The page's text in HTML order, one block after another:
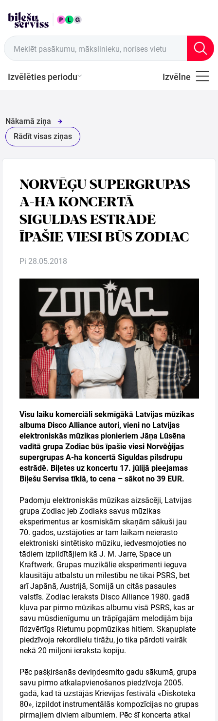
Meklēt pasākumu, mākslinieku, norises vietu
Izvēlēties periodu Izvēlne
LAT Tirdzniecības vietas
Latviešu
Mūzika
Mūzika
Teātris
Sports
Semināri
Dāvanu
kartes
Kino
Meklēt kartē
Izvēlēties
periodu
Rādīt visas ziņas
Nākamā ziņa
NORVĒĢU SUPERGRUPAS
A-HA KONCERTĀ
SIGULDAS ESTRĀDĒ
ĪPAŠIE VIESI BŪS ZODIAC
Pi 28.05.2018
Visu laiku komerciāli sekmīgākā Latvijas mūzikas
albuma Disco Alliance autori, vieni no Latvijas
elektroniskās mūzikas pionieriem Jāņa Lūsēna
vadītā grupa Zodiac būs īpašie viesi Norvēģijas
supergrupas A-ha koncertā Siguldas pilsdrupu
estrādē. Biļetes uz koncertu 17. jūlijā pieejamas
Biļešu Servisa tīklā, to cena – sākot no 39 EUR.
Padomju elektroniskās mūzikas aizsācēji, Latvijas
grupa Zodiac jeb Zodiaks savus mūzikas
eksperimentus ar kosmiskām skaņām sākuši jau
70. gados, uzstājoties ar tam laikam neierasto
elektroniski sintētisko mūziku, iedvesmojoties no
tādiem izpildītājiem kā J. M. Jarre, Space un
Kraftwerk. Grupas muzikālie eksperimenti ieguva
klausītāju atbalstu un mīlestību ne tikai PSRS, bet
arī Japānā, Austrijā, Somijā un citās pasaules
valstīs. Zodiac ieraksts Disco Alliance 1980. gadā
kļuva par pirmo mūzikas albumu visā PSRS, kas ar
savu mūsdienīgumu un trāpīgajām melodijām bija
līdzvērtīgs Rietumu popmūzikas hitiem. Skaņuplate
piedzīvoja rekordlielu tirāžu, jo tika pārdoti vairāk
nekā 20 miljoni ieraksta kopiju.
Pēc pašķiršanās deviņdesmito gadu sākumā, grupa
savu pirmo atkalapvienošanos piedzīvoja 2005.
gadā, kad tā uzstājās Krievijas festivālā «Diskoteka
80», izpildot instrumentālās kompozīcijas no grupas
pirmajiem diviem albumiem. Pēc šī koncerta atkal